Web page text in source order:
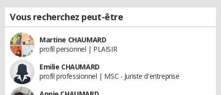
Vous recherchez peut-être
Martine CHAUMARD
profil personnel | PLAISIR
Emilie CHAUMARD
profil professionnel | MSC - Juriste d'entreprise